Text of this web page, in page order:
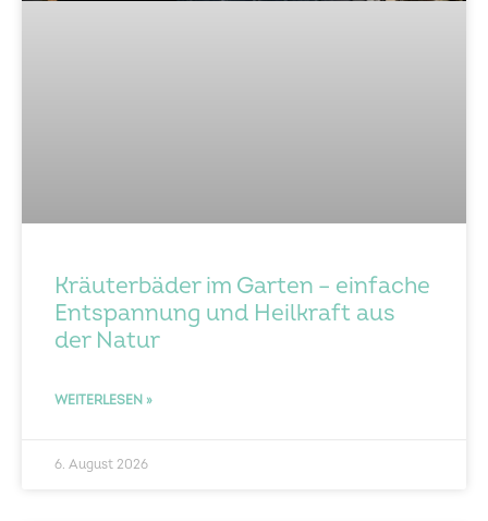
Kräuterbäder im Garten – einfache
Entspannung und Heilkraft aus
der Natur
WEITERLESEN »
6. August 2026